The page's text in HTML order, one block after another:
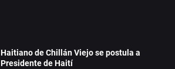
Haitiano de Chillán Viejo se postula a
Presidente de Haití